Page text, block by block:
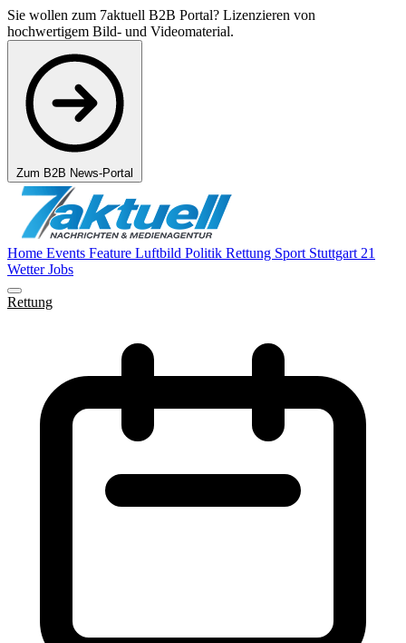
Sie wollen zum 7aktuell B2B Portal? Lizenzieren von
hochwertigem Bild- und Videomaterial.
Zum B2B News-Portal
Home Events Feature Luftbild Politik Rettung Sport Stuttgart 21
WetterJobs
Rettung